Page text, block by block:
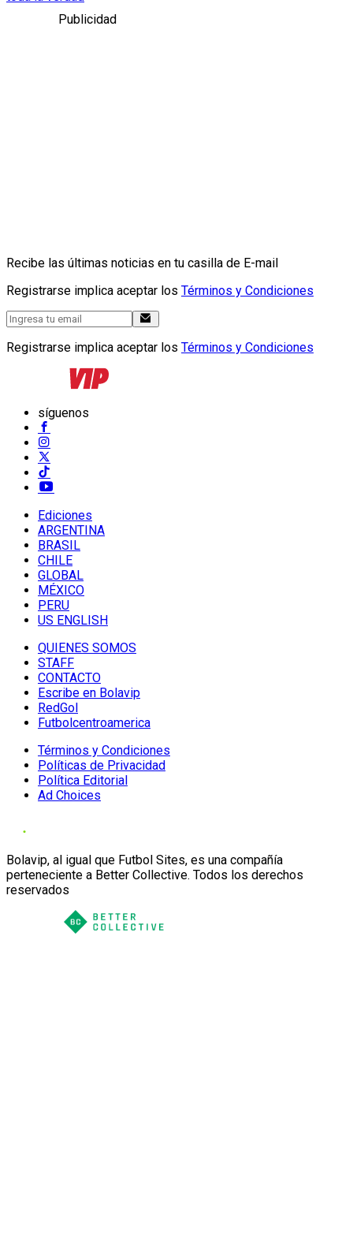
Publicidad
Recibe las últimas noticias en tu casilla de E-mail
Registrarse implica aceptar los Términos y Condiciones
Registrarse implica aceptar los Términos y Condiciones
síguenos
Ediciones
ARGENTINA
BRASIL
CHILE
GLOBAL
MÉXICO
PERU
US ENGLISH
QUIENES SOMOS
STAFF
CONTACTO
Escribe en Bolavip
RedGol
Futbolcentroamerica
Términos y Condiciones
Políticas de Privacidad
Política Editorial
Ad Choices
Bolavip, al igual que Futbol Sites, es una compañía
perteneciente a Better Collective. Todos los derechos
reservados